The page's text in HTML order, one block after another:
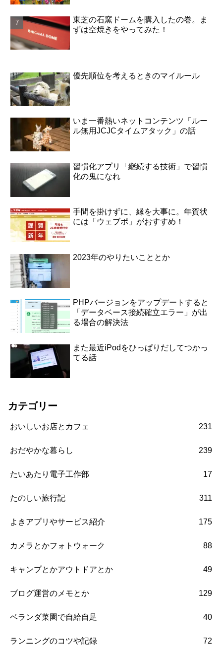
東芝の石窯ドームを購入したの巻。ま
ずは空焼きをやってみた！
優先順位を考えるときのマイルール
いま一番熱いネットコンテンツ「ルー
ル無用JCJCタイムアタック」の話
習慣化アプリ「継続する技術」で習慣
化の鬼になれ
手間を掛けずに、縁を大事に。年賀状
には「ウェブポ」がおすすめ！
2023年のやりたいこととか
PHPバージョンをアップデートすると
「データベース接続確立エラー」が出
る場合の解決法
また最近iPodをひっぱりだしてつかっ
てる話
カテゴリー
おいしいお店とカフェ 231
おだやかな暮らし 239
たいあたり電子工作部 17
たのしい旅行記 311
よきアプリやサービス紹介 175
カメラとかフォトウォーク 88
キャンプとかアウトドアとか 49
ブログ運営のメモとか 129
ベランダ菜園で自給自足 40
ランニングのコツや記録 72